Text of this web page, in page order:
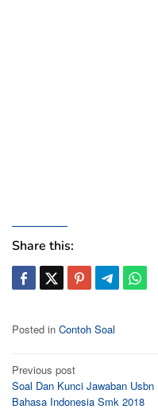
Share this:
Posted in Contoh Soal
Post
navigation
Previous post
Soal Dan Kunci Jawaban Usbn
Bahasa Indonesia Smk 2018